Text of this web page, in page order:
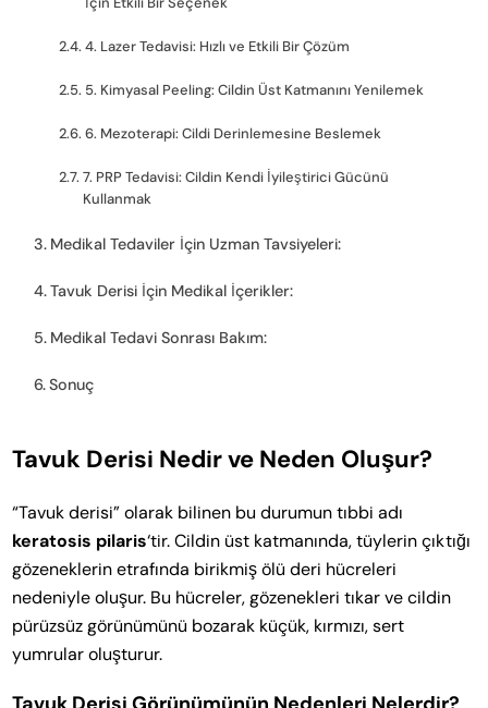
4. Lazer Tedavisi: Hızlı ve Etkili Bir Çözüm
5. Kimyasal Peeling: Cildin Üst Katmanını Yenilemek
6. Mezoterapi: Cildi Derinlemesine Beslemek
7. PRP Tedavisi: Cildin Kendi İyileştirici Gücünü
Kullanmak
Medikal Tedaviler İçin Uzman Tavsiyeleri:
Tavuk Derisi İçin Medikal İçerikler:
Medikal Tedavi Sonrası Bakım:
Sonuç
Tavuk Derisi Nedir ve Neden Oluşur?
“Tavuk derisi” olarak bilinen bu durumun tıbbi adı
keratosis pilaris‘tir. Cildin üst katmanında, tüylerin çıktığı
gözeneklerin etrafında birikmiş ölü deri hücreleri
nedeniyle oluşur. Bu hücreler, gözenekleri tıkar ve cildin
pürüzsüz görünümünü bozarak küçük, kırmızı, sert
yumrular oluşturur.